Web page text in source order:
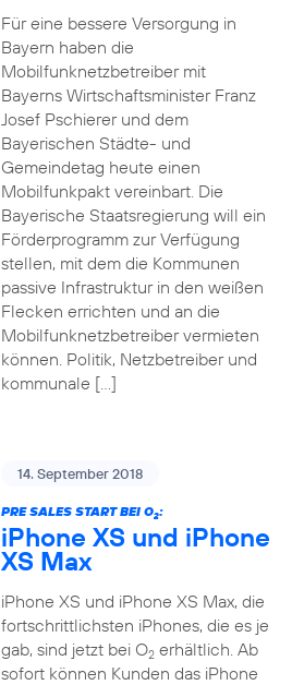
Für eine bessere Versorgung in
Bayern haben die
Mobilfunknetzbetreiber mit
Bayerns Wirtschaftsminister Franz
Josef Pschierer und dem
Bayerischen Städte- und
Gemeindetag heute einen
Mobilfunkpakt vereinbart. Die
Bayerische Staatsregierung will ein
Förderprogramm zur Verfügung
stellen, mit dem die Kommunen
passive Infrastruktur in den weißen
Flecken errichten und an die
Mobilfunknetzbetreiber vermieten
können. Politik, Netzbetreiber und
kommunale […]
14. September 2018
PRE SALES START BEI O2:
iPhone XS und iPhone
XS Max
iPhone XS und iPhone XS Max, die
fortschrittlichsten iPhones, die es je
gab, sind jetzt bei O2erhältlich. Ab
sofort können Kunden das iPhone